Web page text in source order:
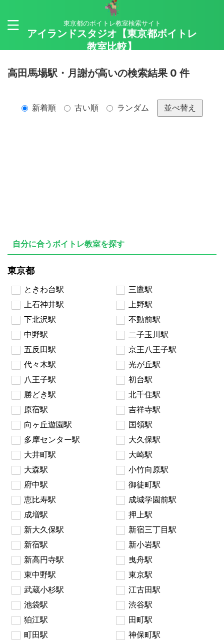
東京都のボイトレ教室検索サイト
アイランドスタジオ【東京都ボイトレ
教室比較】
高田馬場駅・月謝が高いの検索結果 0 件
新着順 古い順 ランダム 並べ替え
自分に合うボイトレ教室を探す
東京都
ときわ台駅
三鷹駅
上石神井駅
上野駅
下北沢駅
不動前駅
中野駅
二子玉川駅
五反田駅
京王八王子駅
代々木駅
光が丘駅
八王子駅
初台駅
勝どき駅
北千住駅
原宿駅
吉祥寺駅
向ヶ丘遊園駅
国領駅
多摩センター駅
大久保駅
大井町駅
大崎駅
大森駅
小竹向原駅
府中駅
御徒町駅
恵比寿駅
成城学園前駅
成増駅
押上駅
新大久保駅
新宿三丁目駅
新宿駅
新小岩駅
新高円寺駅
曳舟駅
東中野駅
東京駅
武蔵小杉駅
江古田駅
池袋駅
渋谷駅
狛江駅
田町駅
町田駅
神保町駅